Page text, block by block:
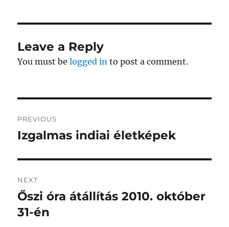
Leave a Reply
You must belogged in to post a comment.
navigation
PREVIOUS
Previous
Izgalmas indiai életképek
NEXT
Next
post:
Őszi óra átállítás 2010. október
31-én